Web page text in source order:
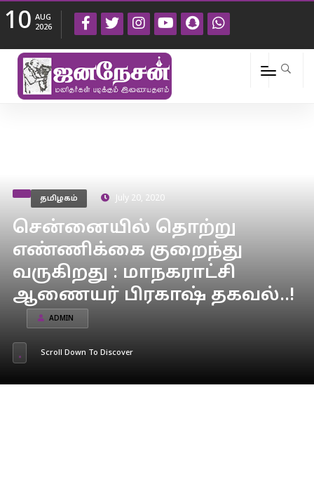
10 AUG
2026
தமிழகம் July 20, 2020
சென்னையில் தொற்று
எண்ணிக்கை குறைந்து
வருகிறது : மாநகராட்சி
ஆணையர் பிரகாஷ் தகவல்..!
ADMIN
Scroll Down To Discover